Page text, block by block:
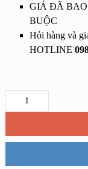
GIÁ ĐÃ BAO
BUỘC
Hỏi hàng và
HOTLINE